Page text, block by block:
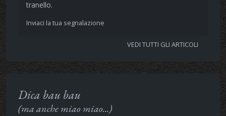
tranello.
Inviaci la tua segnalazione
VEDI TUTTI GLI ARTICOLI
Dica bau bau
(ma anche miao miao...)